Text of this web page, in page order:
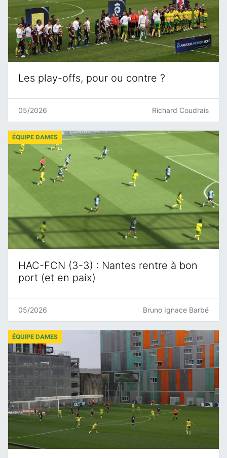
Les play-offs, pour ou contre ?
05/2026 Richard Coudrais
HAC-FCN (3-3) : Nantes rentre à bon
port (et en paix)
ÉQUIPE DAMES
05/2026 Bruno Ignace Barbé
ÉQUIPE DAMES